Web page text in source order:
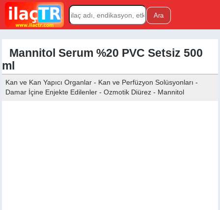
Mannitol Serum %20 PVC Setsiz 500
ml
Kan ve Kan Yapıcı Organlar - Kan ve Perfüzyon Solüsyonları -
Damar İçine Enjekte Edilenler - Ozmotik Diürez - Mannitol